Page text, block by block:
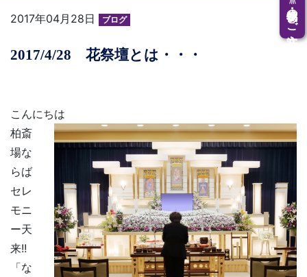
供花・供物のご注文
2017年04月28日 ブログ
2017/4/28 花祭壇とは・・・
こんにちは
柏斎
場な
らば
セレ
モニ
ー天
来!!
「な